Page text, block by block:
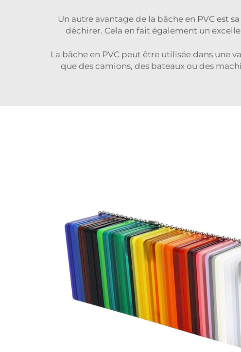
Un autre avantage de la bâche en PVC est
déchirer. Cela en fait également un
La bâche en PVC peut être utilisée dans une
que des camions, des bateaux ou des